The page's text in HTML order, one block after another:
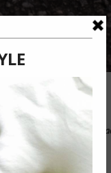
del calzado debe ser